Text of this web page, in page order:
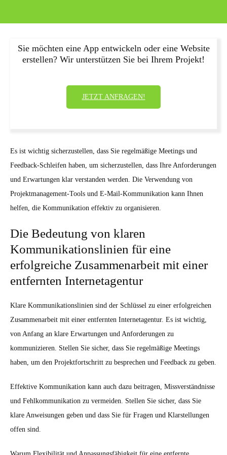
Sie möchten eine App entwickeln oder eine Website
erstellen? Wir unterstützen Sie bei Ihrem Projekt!
JETZT ANFRAGEN!
Es ist wichtig sicherzustellen, dass Sie regelmäßige Meetings und
Feedback-Schleifen haben, um sicherzustellen, dass Ihre Anforderungen
und Erwartungen klar verstanden werden. Die Verwendung von
Projektmanagement-Tools und E-Mail-Kommunikation kann Ihnen
helfen, die Kommunikation effektiv zu organisieren.
Die Bedeutung von klaren
Kommunikationslinien für eine
erfolgreiche Zusammenarbeit mit einer
entfernten Internetagentur
Klare Kommunikationslinien sind der Schlüssel zu einer erfolgreichen
Zusammenarbeit mit einer entfernten Internetagentur. Es ist wichtig,
von Anfang an klare Erwartungen und Anforderungen zu
kommunizieren. Stellen Sie sicher, dass Sie regelmäßige Meetings
haben, um den Projektfortschritt zu besprechen und Feedback zu geben.
Effektive Kommunikation kann auch dazu beitragen, Missverständnisse
und Fehlkommunikation zu vermeiden. Stellen Sie sicher, dass Sie
klare Anweisungen geben und dass Sie für Fragen und Klarstellungen
offen sind.